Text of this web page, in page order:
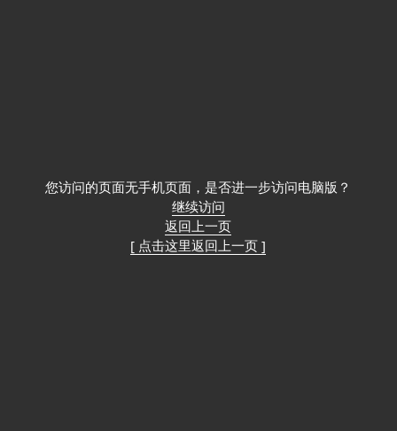
您访问的页面无手机页面，是否进一步访问电脑版？
继续访问
返回上一页
[ 点击这里返回上一页 ]